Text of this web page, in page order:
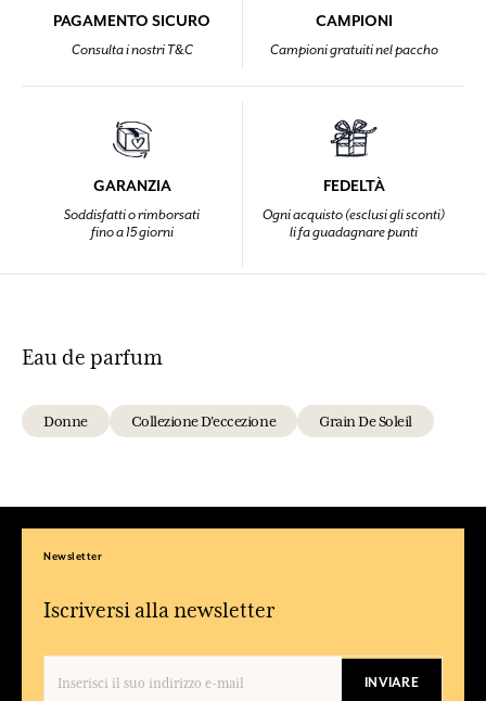
PAGAMENTO SICURO
Consulta i nostri T&C
CAMPIONI
Campioni gratuiti nel paccho
GARANZIA
Soddisfatti o rimborsati
fino a 15 giorni
FEDELTÀ
Ogni acquisto (esclusi gli sconti)
li fa guadagnare punti
Eau de parfum
Donne Collezione D'eccezione Grain De Soleil
Newsletter
Iscriversi alla newsletter
INVIARE